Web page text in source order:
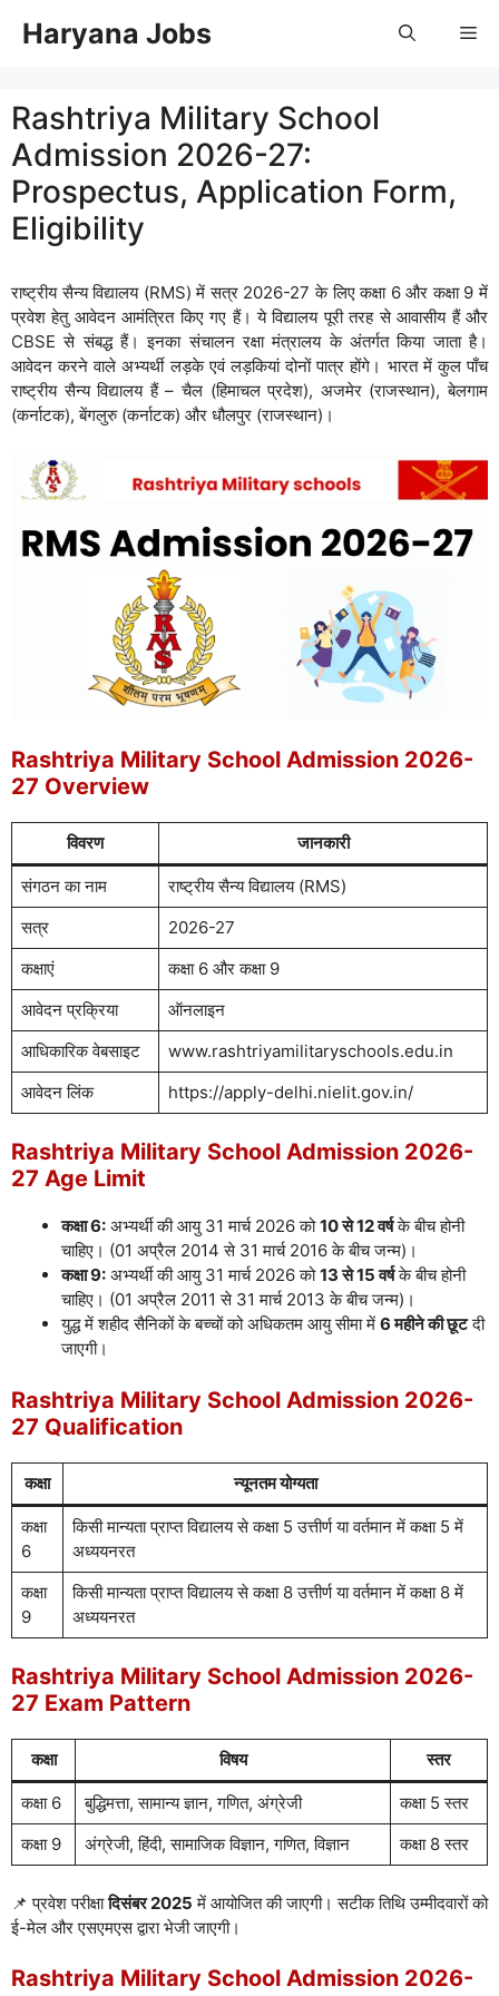
Haryana Jobs
Rashtriya Military School
Admission 2026-27:
Prospectus, Application Form,
Eligibility
राष्ट्रीय सैन्य विद्यालय (RMS) में सत्र 2026-27 के लिए कक्षा 6 और कक्षा 9 में
प्रवेश हेतु आवेदन आमंत्रित किए गए हैं। ये विद्यालय पूरी तरह से आवासीय हैं और
CBSE से संबद्ध हैं। इनका संचालन रक्षा मंत्रालय के अंतर्गत किया जाता है।
आवेदन करने वाले अभ्यर्थी लड़के एवं लड़कियां दोनों पात्र होंगे। भारत में कुल पाँच
राष्ट्रीय सैन्य विद्यालय हैं – चैल (हिमाचल प्रदेश), अजमेर (राजस्थान), बेलगाम
(कर्नाटक), बेंगलुरु (कर्नाटक) और धौलपुर (राजस्थान)।
Rashtriya Military School Admission 2026-
27 Overview
विवरण जानकारी
संगठन का नाम
राष्ट्रीय सैन्य विद्यालय (RMS)
सत्र
2026-27
कक्षाएं
कक्षा 6 और कक्षा 9
आवेदन प्रक्रिया
ऑनलाइन
आधिकारिक वेबसाइट
www.rashtriyamilitaryschools.edu.in
आवेदन लिंक
https://apply-delhi.nielit.gov.in/
Rashtriya Military School Admission 2026-
27 Age Limit
कक्षा 6: अभ्यर्थी की आयु 31 मार्च 2026 को10 से 12 वर्षके बीच होनी
चाहिए। (01 अप्रैल 2014 से 31 मार्च 2016 के बीच जन्म)।
कक्षा 9: अभ्यर्थी की आयु 31 मार्च 2026 को13 से 15 वर्षके बीच होनी
चाहिए। (01 अप्रैल 2011 से 31 मार्च 2013 के बीच जन्म)।
युद्ध में शहीद सैनिकों के बच्चों को अधिकतम आयु सीमा में 6 महीने की छूटदी
जाएगी।
Rashtriya Military School Admission 2026-
27 Qualification
कक्षा न्यूनतम योग्यता
कक्षा
6
किसी मान्यता प्राप्त विद्यालय से कक्षा 5 उत्तीर्ण या वर्तमान में कक्षा 5 में
अध्ययनरत
कक्षा
9
किसी मान्यता प्राप्त विद्यालय से कक्षा 8 उत्तीर्ण या वर्तमान में कक्षा 8 में
अध्ययनरत
Rashtriya Military School Admission 2026-
27 Exam Pattern
कक्षा विषय स्तर
कक्षा 6 बुद्धिमत्ता, सामान्य ज्ञान, गणित, अंग्रेजी
कक्षा 5 स्तर
कक्षा 9
अंग्रेजी, हिंदी, सामाजिक विज्ञान, गणित, विज्ञान कक्षा 8 स्तर
📌 प्रवेश परीक्षादिसंबर 2025 में आयोजित की जाएगी। सटीक तिथि उम्मीदवारों को
ई-मेल और एसएमएस द्वारा भेजी जाएगी।
Rashtriya Military School Admission 2026-